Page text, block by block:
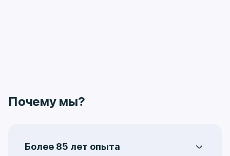
Почему мы?
Более 85 лет опыта